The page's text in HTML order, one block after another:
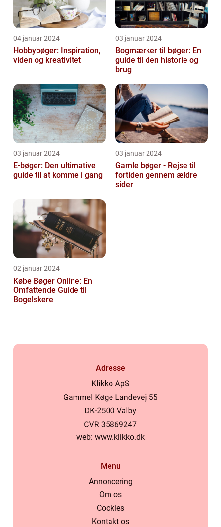
04 januar 2024
Hobbybøger: Inspiration,
viden og kreativitet
03 januar 2024
Bogmærker til bøger: En
guide til den historie og
brug
03 januar 2024
E-bøger: Den ultimative
guide til at komme i gang
03 januar 2024
Gamle bøger - Rejse til
fortiden gennem ældre
sider
02 januar 2024
Købe Bøger Online: En
Omfattende Guide til
Bogelskere
Adresse
web: www.klikko.dk
Menu
Annoncering
Om os
Cookies
Kontakt os